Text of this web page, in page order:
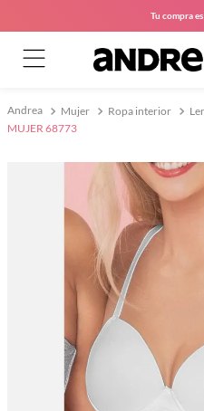
Tu compra es
Mujer Ropa interior
MUJER 68773